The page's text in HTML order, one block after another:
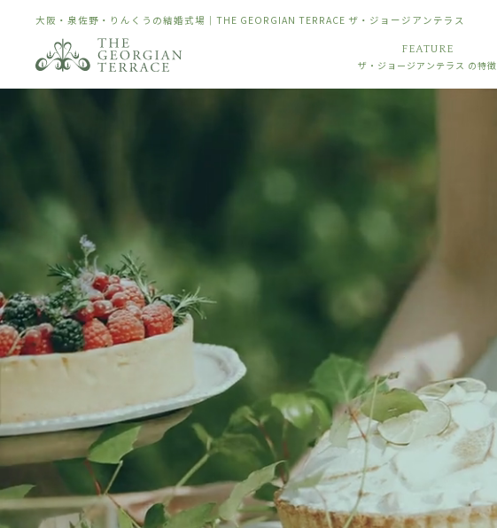
大阪・泉佐野・りんくうの結婚式場｜THE GEORGIAN TERRACE ザ・ジョージアンテラス
FEATURE
ザ・ジョージアンテラス の特徴